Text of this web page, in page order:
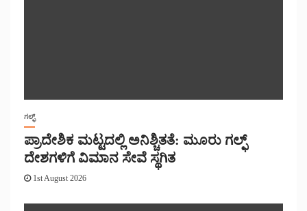
ಗಲ್ಫ್
ಪ್ರಾದೇಶಿಕ ಮಟ್ಟದಲ್ಲಿ ಅನಿಶ್ಚಿತತೆ: ಮೂರು ಗಲ್ಫ್
ದೇಶಗಳಿಗೆ ವಿಮಾನ ಸೇವೆ ಸ್ಥಗಿತ
1st August 2026